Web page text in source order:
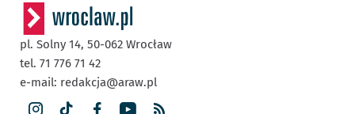
pl. Solny 14, 50-062 Wrocław
tel. 71 776 71 42
e-mail: redakcja@araw.pl